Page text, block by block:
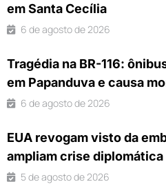
em Santa Cecília
6 de agosto de 2026
Tragédia na BR-116:
em Papanduva e causa
6 de agosto de 2026
EUA revogam visto da
ampliam crise diplomática
5 de agosto de 2026